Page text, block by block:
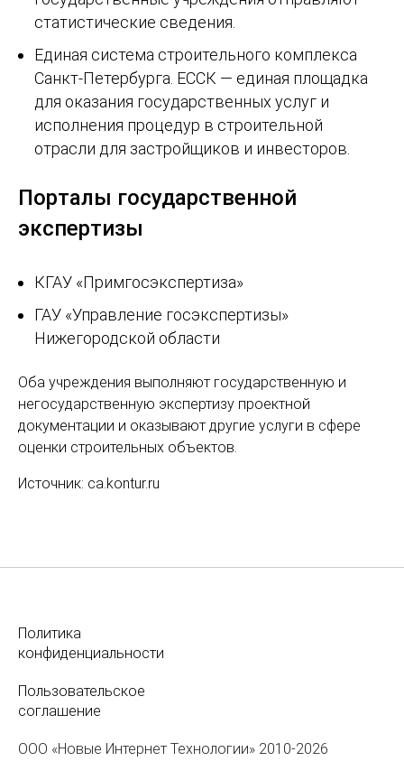
статистические сведения.
Единая система строительного комплекса
Санкт-Петербурга. ЕССК — единая площадка
для оказания государственных услуг и
исполнения процедур в строительной
отрасли для застройщиков и инвесторов.
Порталы государственной
экспертизы
КГАУ «Примгосэкспертиза»
ГАУ «Управление госэкспертизы»
Нижегородской области
Оба учреждения выполняют государственную и
негосударственную экспертизу проектной
документации и оказывают другие услуги в сфере
оценки строительных объектов.
Источник: ca.kontur.ru
Политика
конфиденциальности
Пользовательское
соглашение
ООО «Новые Интернет Технологии» 2010-2026